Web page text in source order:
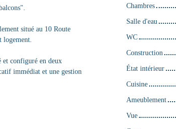
situé au 10 Route
logement.
et configuré en deux
immédiat et une gestion
Chambres
Salle d'eau
WC
Construction
État intérieur
Cuisine
Ameublement
Vue